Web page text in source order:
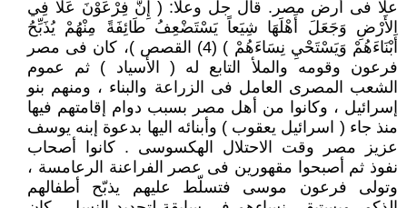
علا فى أرض مصر. قال جل وعلا: ( إِنَّ فِرْعَوْنَ عَلا فِي
الأَرْضِ وَجَعَلَ أَهْلَهَا شِيَعاً يَسْتَضْعِفُ طَائِفَةً مِنْهُمْ يُذَبِّحُ
أَبْنَاءَهُمْ وَيَسْتَحْيِ نِسَاءَهُمْ ) (4) القصص )، كان فى مصر
فرعون وقومه والملأ التابع له ( الأسياد ) ثم عموم
الشعب المصرى العامل فى الزراعة والبناء ، ومنهم بنو
إسرائيل ، وكانوا من أهل مصر بسبب دوام إقامتهم فيها
منذ جاء ( اسرائيل يعقوب ) وأبنائه اليها بدعوة إبنه يوسف
عزيز مصر وقت الاحتلال الهكسوسى . كانوا أصحاب
نفوذ ثم أصبحوا مقهورين فى عصر الفراعنة الرعامسة ،
وتولى فرعون موسى فتسلّط عليهم يذبّح أطفالهم